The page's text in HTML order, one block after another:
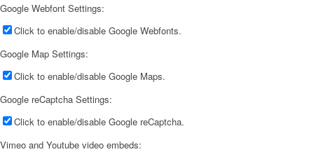
Google Webfont Settings:
Click to enable/disable Google Webfonts.
Google Map Settings:
Click to enable/disable Google Maps.
Google reCaptcha Settings:
Click to enable/disable Google reCaptcha.
Vimeo and Youtube video embeds: